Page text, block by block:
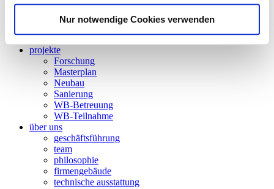
Nur notwendige Cookies verwenden
nachhaltigkeit
forschung
wettbewerbsbetreuung
BIM
projekte
Forschung
Masterplan
Neubau
Sanierung
WB-Betreuung
WB-Teilnahme
über uns
geschäftsführung
team
philosophie
firmengebäude
technische ausstattung